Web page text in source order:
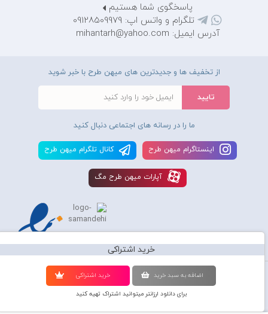
خرید اشتراکی
اضافه به سبد خريد خريد اشتراکی
برای دانلود ارزانتر میتوانید اشتراک تهیه کنید
پاسخگوی شما هستیم
تلگرام و واتس اپ: 09128509979
آدرس ایمیل: mihantarh@yahoo.com
از تخفیف ها و جدیدترین های میهن طرح با خبر شوید
ما را در رسانه های اجتماعی دنبال کنید
اينستاگرام ميهن طرح کانال تلگرام ميهن طرح
آپارات ميهن طرح مگ
استفاده از محصولات سايت میهن طرح برای مقاصد تجاری ممنوع و موجب پیگرد
قانونی میباشد و کليه حقوق اين سايت متعلق به شرکت دانش بنیان میهن طرح
گرافیک می‌باشد.